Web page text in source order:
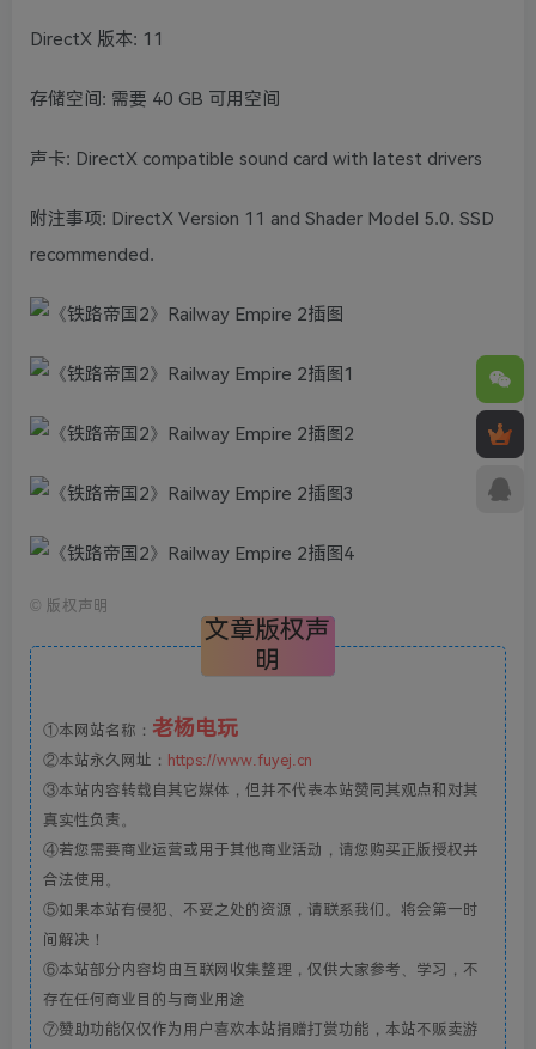
DirectX 版本: 11
存储空间: 需要 40 GB 可用空间
声卡: DirectX compatible sound card with latest drivers
附注事项: DirectX Version 11 and Shader Model 5.0. SSD
recommended.
© 版权声明
文章版权声
明
①本网站名称： 老杨电玩
②本站永久网址： https://www.fuyej.cn
③本站内容转载自其它媒体，但并不代表本站赞同其观点和对其
真实性负责。
④若您需要商业运营或用于其他商业活动，请您购买正版授权并
合法使用。
⑤如果本站有侵犯、不妥之处的资源，请联系我们。将会第一时
间解决！
⑥本站部分内容均由互联网收集整理，仅供大家参考、学习，不
存在任何商业目的与商业用途
⑦赞助功能仅仅作为用户喜欢本站捐赠打赏功能，本站不贩卖游